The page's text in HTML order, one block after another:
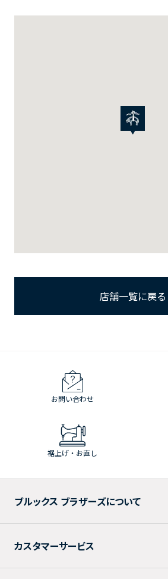
店舗一覧に戻る
お問い合わせ
裾上げ・お直し
ブルックス ブラザーズについて
カスタマーサービス